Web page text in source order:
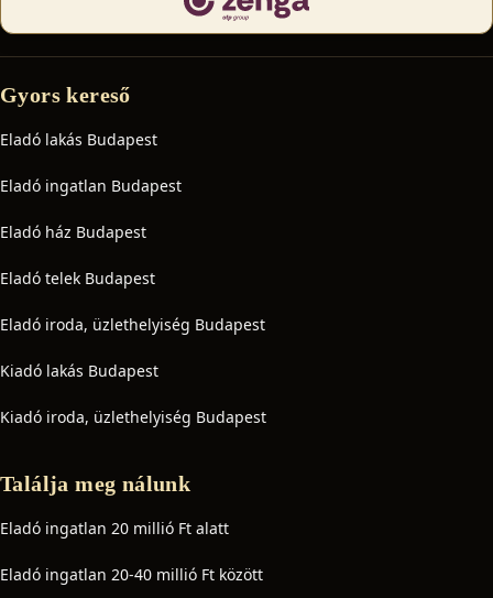
Gyors kereső
Eladó lakás Budapest
Eladó ingatlan Budapest
Eladó ház Budapest
Eladó telek Budapest
Eladó iroda, üzlethelyiség Budapest
Kiadó lakás Budapest
Kiadó iroda, üzlethelyiség Budapest
Találja meg nálunk
Eladó ingatlan 20 millió Ft alatt
Eladó ingatlan 20-40 millió Ft között